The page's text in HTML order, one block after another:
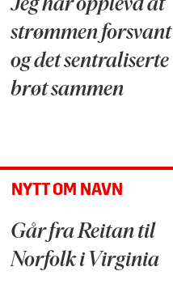
Jeg har opplevd at
strømmen forsvant
og det sentraliserte
brøt sammen
NYTT OM NAVN
Går fra Reitan til
Norfolk i Virginia